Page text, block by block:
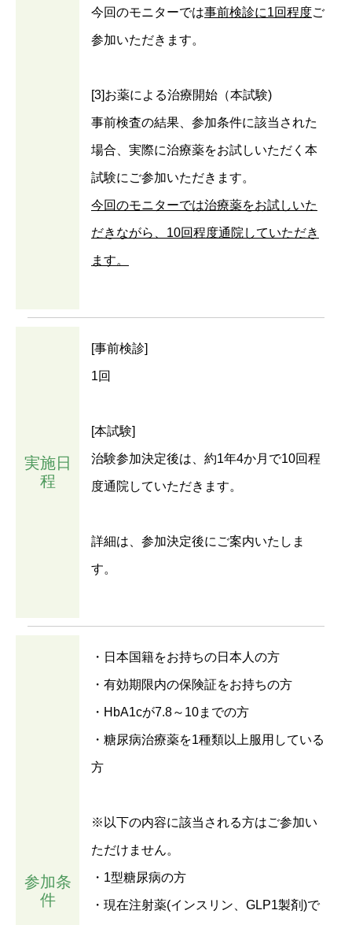
今回のモニターでは事前検診に1回程度ご
参加いただきます。
[3]お薬による治療開始（本試験)
事前検査の結果、参加条件に該当された
場合、実際に治療薬をお試しいただく本
試験にご参加いただきます。
今回のモニターでは治療薬をお試しいた
だきながら、10回程度通院していただき
ます。
実施日
程
[事前検診]
1回
[本試験]
治験参加決定後は、約1年4か月で10回程
度通院していただきます。
詳細は、参加決定後にご案内いたしま
す。
参加条
件
・日本国籍をお持ちの日本人の方
・有効期限内の保険証をお持ちの方
・HbA1cが7.8～10までの方
・糖尿病治療薬を1種類以上服用している
方
※以下の内容に該当される方はご参加い
ただけません。
・1型糖尿病の方
・現在注射薬(インスリン、GLP1製剤)で